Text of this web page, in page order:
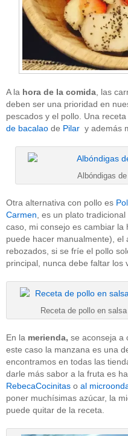
A la hora de la comida , las
deben ser una prioridad en
pescados y el pollo. Una
de bacalao de Pilar y además
Albóndigas
Otra alternativa con pollo es
Carmen , es un plato
caso, mi consejo es cambiar
puede hacer manualmente), el
rebozados, si se fríe el pollo
principal, nunca debe faltar los
Receta de pollo en
En la merienda, se aconseja a
este caso la manzana es una
encontramos en todas las
darle más sabor a la fruta es
RebecaCocinitas o al
poner muchísimas azúcar, la
puede quitar de la receta.